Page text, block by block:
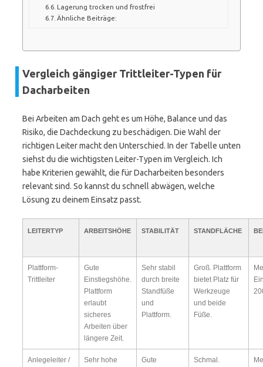
Lagerung trocken und frostfrei
Ähnliche Beiträge:
Vergleich gängiger Trittleiter-Typen für
Dacharbeiten
Bei Arbeiten am Dach geht es um Höhe, Balance und das
Risiko, die Dachdeckung zu beschädigen. Die Wahl der
richtigen Leiter macht den Unterschied. In der Tabelle unten
siehst du die wichtigsten Leiter-Typen im Vergleich. Ich
habe Kriterien gewählt, die für Dacharbeiten besonders
relevant sind. So kannst du schnell abwägen, welche
Lösung zu deinem Einsatz passt.
LEITERTYP ARBEITSHÖHE STABILITÄT STANDFLÄCHE
Plattform-
Trittleiter
Gute
Einstiegshöhe.
Plattform
erlaubt
sicheres
Arbeiten über
längere Zeit.
Sehr stabil
durch breite
Standfüße
und
Plattform.
Groß. Plattform
bietet Platz für
Werkzeuge
und beide
Füße.
Anlegeleiter /
Sehr hohe
Gute
Schmal.